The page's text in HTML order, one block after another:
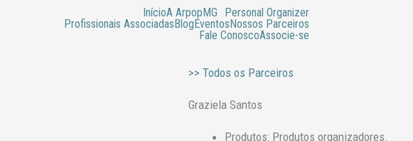
InícioA ArpopMG
Personal Organizer
Profissionais AssociadasBlogEventosNossos Parceiros
Fale ConoscoAssocie-se
>> Todos os Parceiros
Graziela Santos
Produtos: Produtos organizadores.